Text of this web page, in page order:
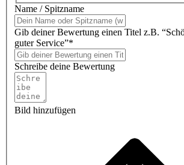
Name / Spitzname
Gib deiner Bewertung einen Titel z.B.
guter Service”*
Schreibe deine Bewertung
Bild hinzufügen